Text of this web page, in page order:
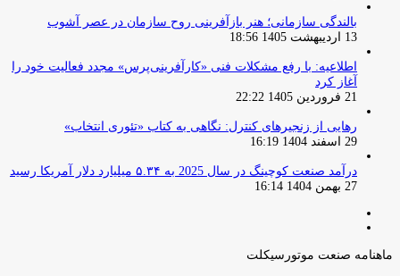
بالندگی سازمانی؛ هنر بازآفرینی روح سازمان در عصر آشوب
13 اردیبهشت 1405 18:56
اطلاعیه: با رفع مشکلات فنی «کارآفرینی‌پرس» مجدد فعالیت خود را
آغاز کرد
21 فروردین 1405 22:22
رهایی از زنجیرهای کنترل: نگاهی به کتاب «تئوری انتخاب»
29 اسفند 1404 16:19
درآمد صنعت کوچینگ در سال 2025 به ۵.۳۴ میلیارد دلار آمریکا رسید
27 بهمن 1404 16:14
ماهنامه صنعت موتورسیکلت